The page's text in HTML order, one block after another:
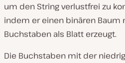
um den String verlustfrei zu
indem er einen binären
Buchstaben als Blatt erzeugt.
Die Buchstaben mit der